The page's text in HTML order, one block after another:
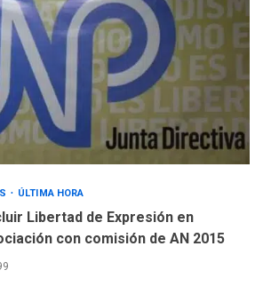
ÚLTIMA HORA
Libertad de Expresión en
con comisión de AN 2015